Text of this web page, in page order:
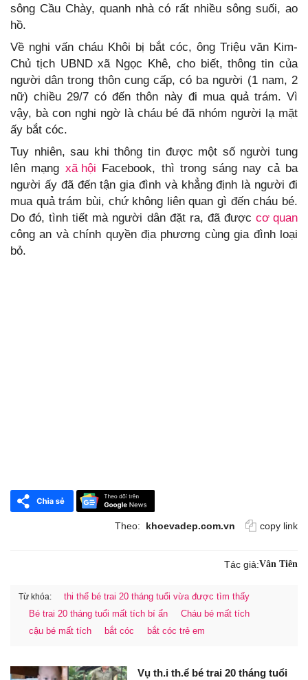
sông Cầu Chày, quanh nhà có rất nhiều sông suối, ao
hồ.
Về nghi vấn cháu Khôi bị bắt cóc, ông Triệu văn Kim-
Chủ tịch UBND xã Ngọc Khê, cho biết, thông tin của
người dân trong thôn cung cấp, có ba người (1 nam, 2
nữ) chiều 29/7 có đến thôn này đi mua quả trám. Vì
vậy, bà con nghi ngờ là cháu bé đã nhóm người lạ mặt
ấy bắt cóc.
Tuy nhiên, sau khi thông tin được một số người tung
lên mạng xã hội Facebook, thì trong sáng nay cả ba
người ấy đã đến tận gia đình và khẳng định là người đi
mua quả trám bùi, chứ không liên quan gì đến cháu bé.
Do đó, tình tiết mà người dân đặt ra, đã được cơ quan
công an và chính quyền địa phương cùng gia đình loại
bỏ.
Theo: khoevadep.com.vn copy link
Tác giả:Vân Tiên
Từ khóa:
thi thể bé trai 20 tháng tuổi vừa được tìm thấy
Bé trai 20 tháng tuổi mất tích bí ẩn
Cháu bé mất tích
cậu bé mất tích
bắt cóc bắt cóc trẻ em
Vụ th.i th.ể bé trai 20 tháng tuổi